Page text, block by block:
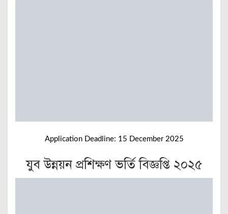
Application Deadline: 15 December 2025
যুব উন্নয়ন প্রশিক্ষণ ভর্তি বিজ্ঞপ্তি ২০২৫